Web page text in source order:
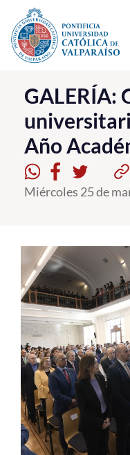
Click acá para ir
La Universidad
Investigación,
PUCV Internacional
Vinculación con el
Pregrado
Postgrado
Formación Continua
Estudiantes
Académicos
Funcionarios
Alumni
GALERÍA:
Año
Miércoles 25 de